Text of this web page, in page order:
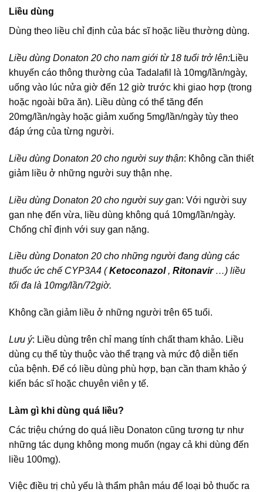
Liều dùng
Dùng theo liều chỉ định của bác sĩ hoặc liều thường dùng.
Liều dùng Donaton 20 cho nam giới từ 18 tuổi trở lên:Liều
khuyến cáo thông thường của Tadalafil là 10mg/lần/ngày,
uống vào lúc nửa giờ đến 12 giờ trước khi giao hợp (trong
hoặc ngoài bữa ăn). Liều dùng có thể tăng đến
20mg/lần/ngày hoặc giảm xuống 5mg/lần/ngày tùy theo
đáp ứng của từng người.
Liều dùng Donaton 20 cho người suy thận: Không cần thiết
giảm liều ở những người suy thận nhẹ.
Liều dùng Donaton 20 cho người suy gan: Với người suy
gan nhẹ đến vừa, liều dùng không quá 10mg/lần/ngày.
Chống chỉ định với suy gan nặng.
Liều dùng Donaton 20 cho những người đang dùng các
thuốc ức chế CYP3A4 (Ketoconazol , Ritonavir …) liều
tối đa là 10mg/lần/72giờ.
Không cần giảm liều ở những người trên 65 tuổi.
Lưu ý: Liều dùng trên chỉ mang tính chất tham khảo. Liều
dùng cụ thể tùy thuộc vào thể trạng và mức độ diễn tiến
của bệnh. Để có liều dùng phù hợp, bạn cần tham khảo ý
kiến bác sĩ hoặc chuyên viên y tế.
Làm gì khi dùng quá liều?
Các triệu chứng do quá liều Donaton cũng tương tự như
những tác dụng không mong muốn (ngay cả khi dùng đến
liều 100mg).
Việc điều trị chủ yếu là thẩm phân máu để loại bỏ thuốc ra